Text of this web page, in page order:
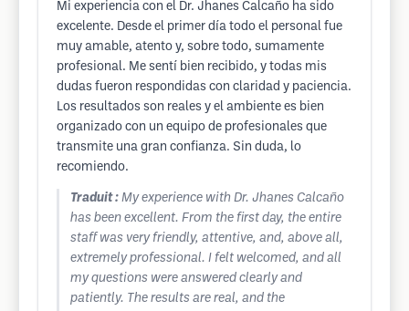
Mi experiencia con el Dr. Jhanes Calcaño ha sido
excelente. Desde el primer día todo el personal fue
muy amable, atento y, sobre todo, sumamente
profesional. Me sentí bien recibido, y todas mis
dudas fueron respondidas con claridad y paciencia.
Los resultados son reales y el ambiente es bien
organizado con un equipo de profesionales que
transmite una gran confianza. Sin duda, lo
recomiendo.
Traduit : My experience with Dr. Jhanes Calcaño
has been excellent. From the first day, the entire
staff was very friendly, attentive, and, above all,
extremely professional. I felt welcomed, and all
my questions were answered clearly and
patiently. The results are real, and the